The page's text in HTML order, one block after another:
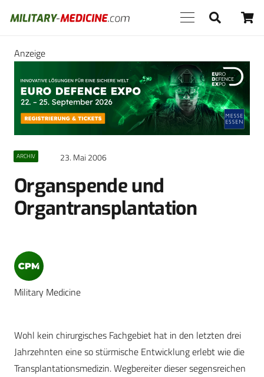
Anzeige
ARCHIV 23. Mai 2006
Organspende und
Organtransplantation
Military Medicine
Wohl kein chirurgisches Fachgebiet hat in den letzten drei
Jahrzehnten eine so stürmische Entwicklung erlebt wie die
Transplantationsmedizin. Wegbereiter dieser segensreichen